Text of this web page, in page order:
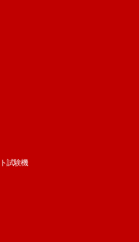
試験機